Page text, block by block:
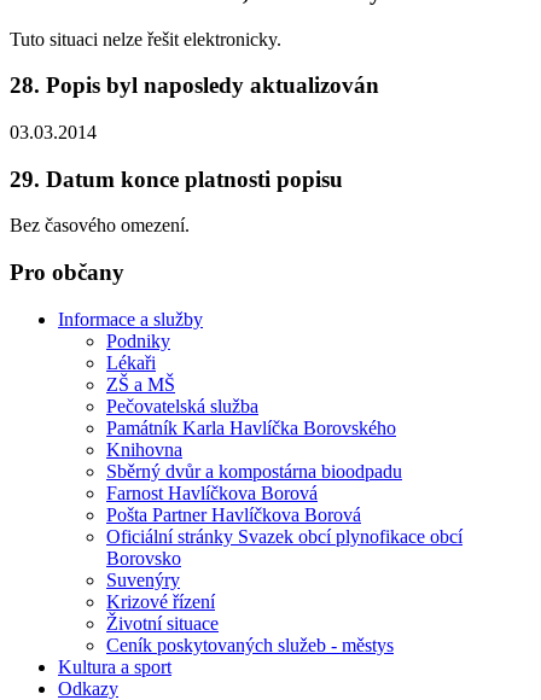
Tuto situaci nelze řešit elektronicky.
28. Popis byl naposledy aktualizován
03.03.2014
29. Datum konce platnosti popisu
Bez časového omezení.
Pro občany
Informace a služby
Podniky
Lékaři
ZŠ a MŠ
Pečovatelská služba
Památník Karla Havlíčka Borovského
Knihovna
Sběrný dvůr a kompostárna bioodpadu
Farnost Havlíčkova Borová
Pošta Partner Havlíčkova Borová
Oficiální stránky Svazek obcí plynofikace obcí
Borovsko
Suvenýry
Krizové řízení
Životní situace
Ceník poskytovaných služeb - městys
Kultura a sport
Odkazy